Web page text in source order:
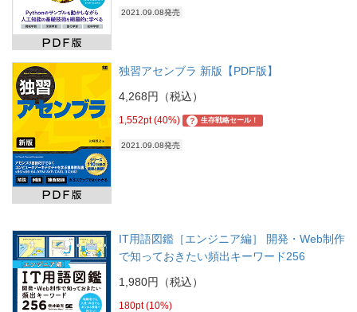
2021.09.08発売
独習アセンブラ 新版【PDF版】
4,268円（税込）
1,552pt (40%) ? 生存戦略セール！
2021.09.08発売
IT用語図鑑［エンジニア編］ 開発・Web制作
で知っておきたい頻出キーワード256
1,980円（税込）
180pt (10%)